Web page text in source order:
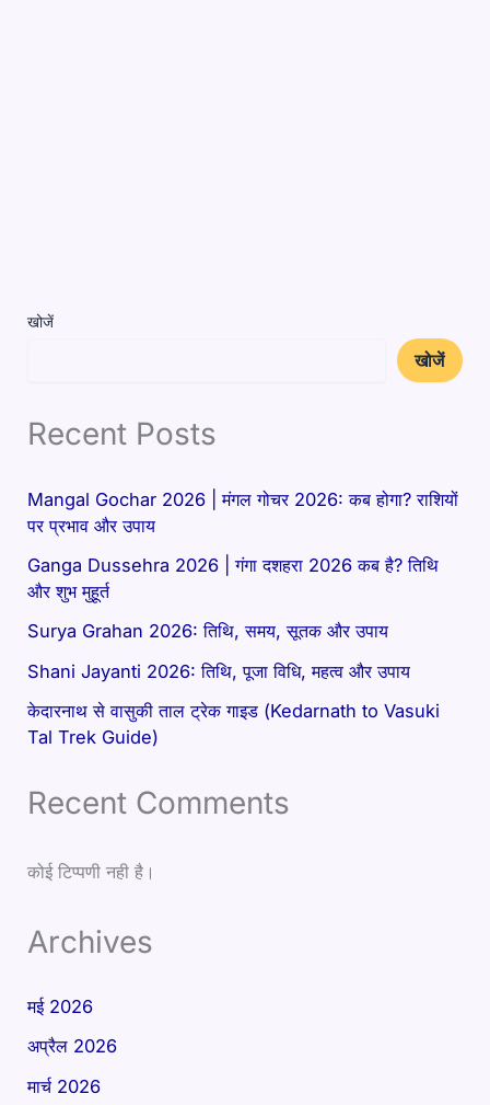
खोजें
खोजें
Recent Posts
Mangal Gochar 2026 | मंगल गोचर 2026: कब होगा? राशियों
पर प्रभाव और उपाय
Ganga Dussehra 2026 | गंगा दशहरा 2026 कब है? तिथि
और शुभ मुहूर्त
Surya Grahan 2026: तिथि, समय, सूतक और उपाय
Shani Jayanti 2026: तिथि, पूजा विधि, महत्व और उपाय
केदारनाथ से वासुकी ताल ट्रेक गाइड (Kedarnath to Vasuki
Tal Trek Guide)
Recent Comments
कोई टिप्पणी नही है।
Archives
मई 2026
अप्रैल 2026
मार्च 2026